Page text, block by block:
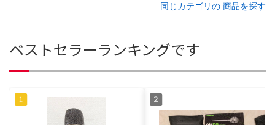
同じカテゴリの 商品を探す
ベストセラーランキングです